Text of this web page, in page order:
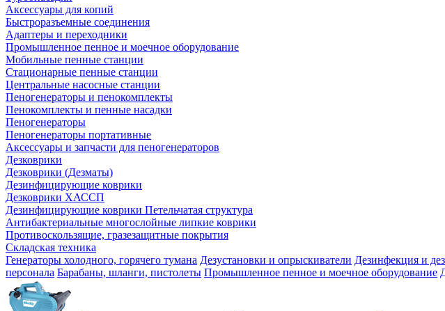
Аксессуары для копий
Быстроразъемные соединения
Адаптеры и переходники
Промышленное пенное и моечное оборудование
Мобильные пенные станции
Стационарные пенные станции
Центральные насосные станции
Пеногенераторы и пенокомплекты
Пенокомплекты и пенные насадки
Пеногенераторы
Пеногенераторы портативные
Аксессуары и запчасти для пеногенераторов
Дезковрики
Дезковрики (Дезматы)
Дезинфицирующие коврики
Дезковрики ХАССП
Дезинфицирующие коврики Петельчатая структура
Антибактериальные многослойные липкие коврики
Противоскользящие, гразезащитные покрытия
Складская техника
Генераторы холодного, горячего тумана Дезустановки и опрыскиватели Дезинфекция и
персонала Барабаны, шланги, пистолеты Промышленное пенное и моечное оборудование